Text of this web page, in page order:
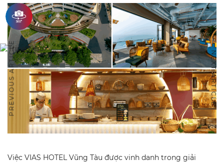
Việc VIAS HOTEL Vũng Tàu được vinh danh trong giải
PREVIOUS ARTICLE NEXT ARTICLE